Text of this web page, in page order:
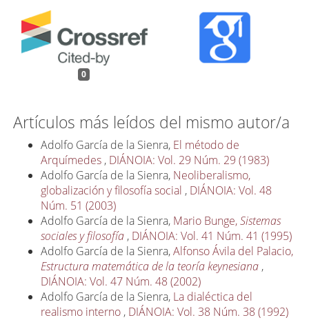
0
Artículos más leídos del mismo autor/a
Adolfo García de la Sienra, El método de
Arquímedes , DIÁNOIA: Vol. 29 Núm. 29 (1983)
Adolfo García de la Sienra, Neoliberalismo,
globalización y filosofía social , DIÁNOIA: Vol. 48
Núm. 51 (2003)
Adolfo García de la Sienra, Mario Bunge,Sistemas
sociales y filosofía , DIÁNOIA: Vol. 41 Núm. 41 (1995)
Adolfo García de la Sienra,Alfonso Ávila del Palacio,
Estructura matemática de la teoría keynesiana ,
DIÁNOIA: Vol. 47 Núm. 48 (2002)
Adolfo García de la Sienra, La dialéctica del
realismo interno , DIÁNOIA: Vol. 38 Núm. 38 (1992)